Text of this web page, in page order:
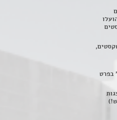
מחזות, שהועלו
בפרט
לצפות ב- 400 הצגות